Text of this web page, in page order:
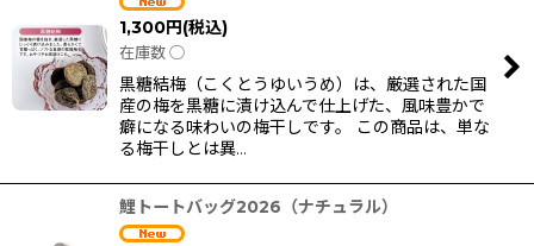
1,300円(税込)
在庫数 ◯
黒糖結梅（こくとうゆいうめ）は、厳選された国
産の梅を黒糖に漬け込んで仕上げた、風味豊かで
癖になる味わいの梅干しです。 この商品は、単な
る梅干しとは異…
鯉トートバッグ2026（ナチュラル）